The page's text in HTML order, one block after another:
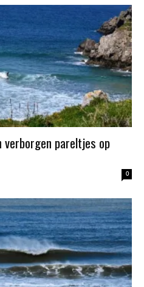
pareltjes op
0